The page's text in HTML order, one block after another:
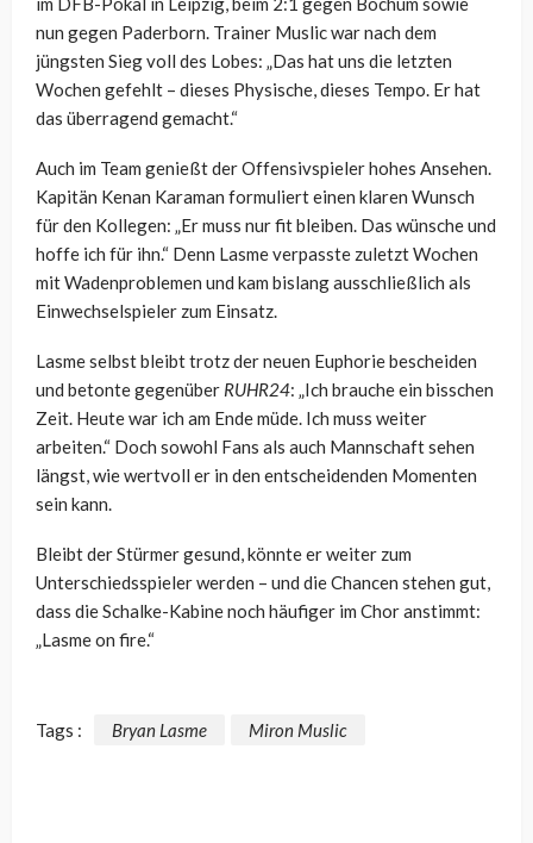
nun gegen Paderborn. Trainer Muslic war nach dem
jüngsten Sieg voll des Lobes: „Das hat uns die letzten
Wochen gefehlt – dieses Physische, dieses Tempo. Er hat
das überragend gemacht.“
Auch im Team genießt der Offensivspieler hohes Ansehen.
Kapitän Kenan Karaman formuliert einen klaren Wunsch
für den Kollegen: „Er muss nur fit bleiben. Das wünsche und
hoffe ich für ihn.“ Denn Lasme verpasste zuletzt Wochen
mit Wadenproblemen und kam bislang ausschließlich als
Einwechselspieler zum Einsatz.
Lasme selbst bleibt trotz der neuen Euphorie bescheiden
und betonte gegenüber RUHR24: „Ich brauche ein bisschen
Zeit. Heute war ich am Ende müde. Ich muss weiter
arbeiten.“ Doch sowohl Fans als auch Mannschaft sehen
längst, wie wertvoll er in den entscheidenden Momenten
sein kann.
Bleibt der Stürmer gesund, könnte er weiter zum
Unterschiedsspieler werden – und die Chancen stehen gut,
dass die Schalke-Kabine noch häufiger im Chor anstimmt:
„Lasme on fire.“
Tags : Bryan Lasme Miron Muslic